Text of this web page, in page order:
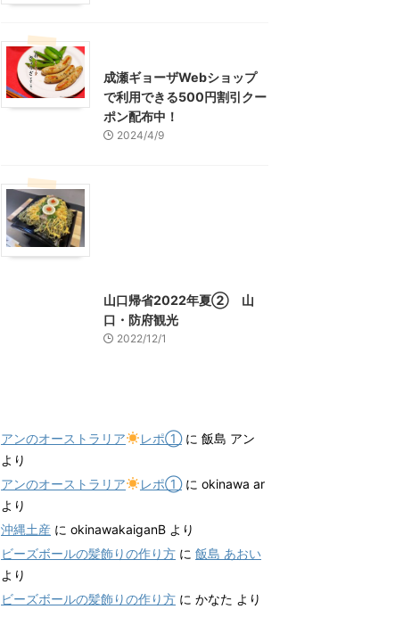
成瀬ギョーザWebショップ
で利用できる500円割引クー
ポン配布中！
2024/4/9
山口帰省2022年夏② 山
口・防府観光
2022/12/1
アンのオーストラリア レポ①に 飯島 アン
より
アンのオーストラリア
レポ①に okinawa ar
より
沖縄土産 に okinawakaiganB より
ビーズボールの髪飾りの作り方 に 飯島 あおい
より
ビーズボールの髪飾りの作り方 に かなた より